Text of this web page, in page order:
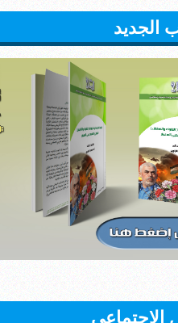
الجديد
الاجتماعي